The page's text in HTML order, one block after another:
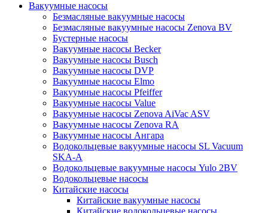
Вакуумные насосы
Безмасляные вакуумные насосы
Безмасляные вакуумные насосы Zenova BV
Бустерные насосы
Вакуумные насосы Becker
Вакуумные насосы Busch
Вакуумные насосы DVP
Вакуумные насосы Elmo
Вакуумные насосы Pfeiffer
Вакуумные насосы Value
Вакуумные насосы Zenova AiVac ASV
Вакуумные насосы Zenova RA
Вакуумные насосы Ангара
Водокольцевые вакуумные насосы SL Vacuum
SKA-A
Водокольцевые вакуумные насосы Yulo 2BV
Водокольцевые насосы
Китайские насосы
Китайские вакуумные насосы
Китайские водокольцевые насосы